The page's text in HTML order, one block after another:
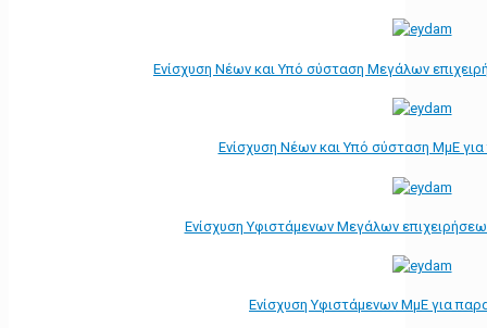
Ενίσχυση Νέων και Υπό σύσταση Μεγάλων
Ενίσχυση Νέων και Υπό σύσταση ΜμΕ
Ενίσχυση Υφιστάμενων Μεγάλων
Ενίσχυση Υφιστάμενων ΜμΕ για